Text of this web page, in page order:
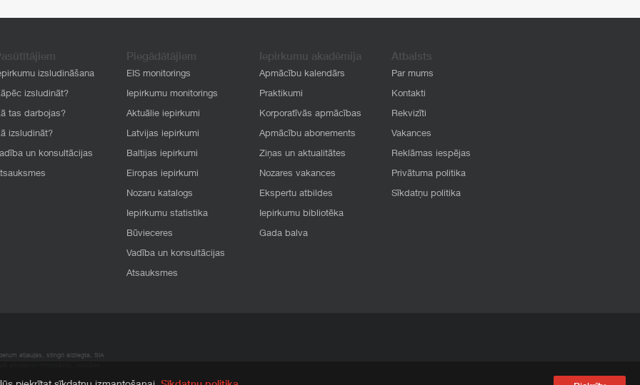
izsludināšana
izsludināt?
tas darbojas?
izsludināt?
un konsultācijas
Piegādātājiem
EIS monitorings
Iepirkumu monitorings
Aktuālie iepirkumi
Latvijas iepirkumi
Baltijas iepirkumi
Eiropas iepirkumi
Nozaru katalogs
Iepirkumu statistika
Būvieceres
Vadība un konsultācijas
Atsauksmes
Iepirkumu akadēmija
Apmācību kalendārs
Praktikumi
Korporatīvās apmācības
Apmācību abonements
Ziņas un aktualitātes
Nozares vakances
Ekspertu atbildes
Iepirkumu bibliotēka
Gada balva
Atbalsts
Par mums
Kontakti
Rekvizīti
Vakances
Reklāmas iespējas
Privātuma politika
Sīkdatņu politika
atļaujas, stingri aizliegta. SIA